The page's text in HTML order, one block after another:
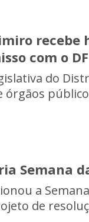
recebe
com o DF
do
Semana
a
de